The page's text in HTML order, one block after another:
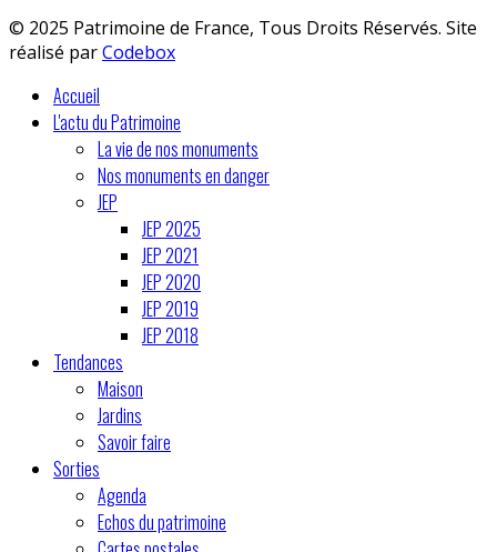
© 2025 Patrimoine de France, Tous Droits Réservés. Site
réalisé parCodebox
Accueil
L'actu du Patrimoine
La vie de nos monuments
Nos monuments en danger
JEP
JEP 2025
JEP 2021
JEP 2020
JEP 2019
JEP 2018
Tendances
Maison
Jardins
Savoir faire
Sorties
Agenda
Echos du patrimoine